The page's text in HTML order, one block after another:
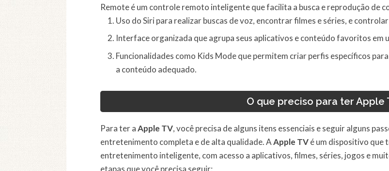
Remote é um controle remoto inteligente que facilita a busca e reprodução de
Uso do Siri para realizar buscas de voz, encontrar filmes e séries, e
Interface organizada que agrupa seus aplicativos e conteúdo favoritos em
Funcionalidades como Kids Mode que permitem criar perfis específicos
a conteúdo adequado.
O que preciso para ter Apple
Para ter aApple TV, você precisa de alguns itens essenciais e seguir alguns
entretenimento completa e de alta qualidade. AApple TVé um dispositivo que
entretenimento inteligente, com acesso a aplicativos, filmes, séries, jogos e
etapas que você precisa seguir: